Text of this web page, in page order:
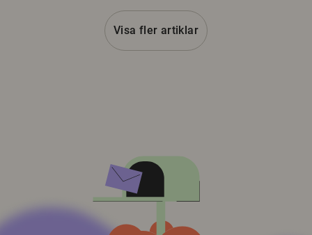
Visa fler artiklar